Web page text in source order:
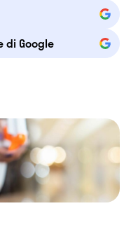
di Google